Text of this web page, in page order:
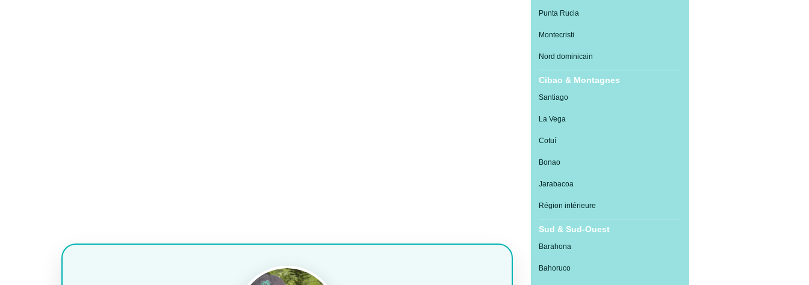
Punta Rucia
Montecristi
Nord dominicain
Cibao & Montagnes
Santiago
La Vega
Cotuí
Bonao
Jarabacoa
Région intérieure
Sud & Sud-Ouest
Barahona
Bahoruco